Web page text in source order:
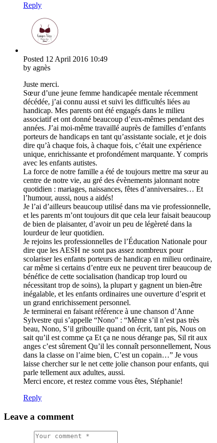
Reply
Posted 12 April 2016 10:49
by agnès
Juste merci.
Sœur d’une jeune femme handicapée mentale récemment
décédée, j’ai connu aussi et suivi les difficultés liées au
handicap. Mes parents ont été engagés dans le milieu
associatif et ont donné beaucoup d’eux-mêmes pendant des
années. J’ai moi-même travaillé auprès de familles d’enfants
porteurs de handicaps en tant qu’assistante sociale, et je dois
dire qu’à chaque fois, à chaque fois, c’était une expérience
unique, enrichissante et profondément marquante. Y compris
avec les enfants autistes.
La force de notre famille a été de toujours mettre ma sœur au
centre de notre vie, au gré des évènements jalonnant notre
quotidien : mariages, naissances, fêtes d’anniversaires… Et
l’humour, aussi, nous a aidés!
Je l’ai d’ailleurs beaucoup utilisé dans ma vie professionnelle,
et les parents m’ont toujours dit que cela leur faisait beaucoup
de bien de plaisanter, d’avoir un peu de légèreté dans la
lourdeur de leur quotidien.
Je rejoins les professionnelles de l’Éducation Nationale pour
dire que les AESH ne sont pas assez nombreux pour
scolariser les enfants porteurs de handicap en milieu ordinaire,
car même si certains d’entre eux ne peuvent tirer beaucoup de
bénéfice de cette socialisation (handicap trop lourd ou
nécessitant trop de soins), la plupart y gagnent un bien-être
inégalable, et les enfants ordinaires une ouverture d’esprit et
un grand enrichissement personnel.
Je terminerai en faisant référence à une chanson d’Anne
Sylvestre qui s’appelle “Nono” : “Même s’il n’est pas très
beau, Nono, S’il gribouille quand on écrit, tant pis, Nous on
sait qu’il est comme ça Et ça ne nous dérange pas, Sil rit aux
anges c’est sûrement Qu’il les connaît personnellement, Nous
dans la classe on l’aime bien, C’est un copain…” Je vous
laisse chercher sur le net cette jolie chanson pour enfants, qui
parle tellement aux adultes, aussi.
Merci encore, et restez comme vous êtes, Stéphanie!
Reply
Leave a comment